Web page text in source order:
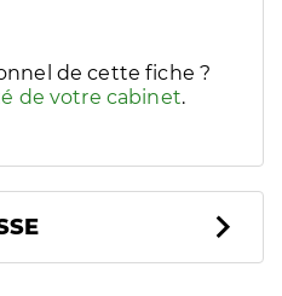
handicaps/besoins
de cette fiche ?
de votre cabinet.